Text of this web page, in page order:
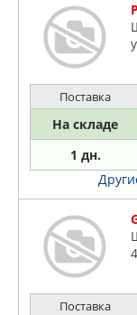
Поставка
На складе
1 дн.
Поставка